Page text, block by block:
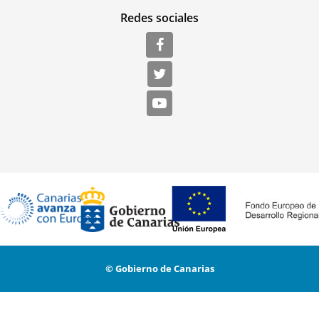
Redes sociales
© Gobierno de Canarias